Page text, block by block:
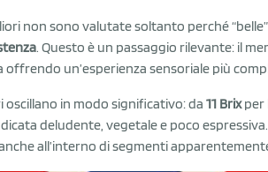
non sono valutate soltanto perché
. Questo è un passaggio rilevante: il
offrendo un’esperienza sensoriale più
oscillano in modo significativo: da 11 Brixper
deludente, vegetale e poco
all’interno di segmenti